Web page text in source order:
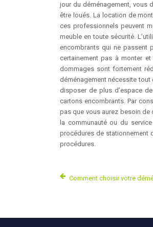
jour du déménagement, vous
être loués. La location de
ces professionnels peuvent
meuble en toute sécurité.
encombrants qui ne passent
certainement pas à monter
dommages sont fortement
déménagement nécessite tout
disposer de plus d’espace
cartons encombrants. Par
pas que vous aurez besoin de
la communauté ou du
procédures de stationnement
procédures.
Comment choisir votre